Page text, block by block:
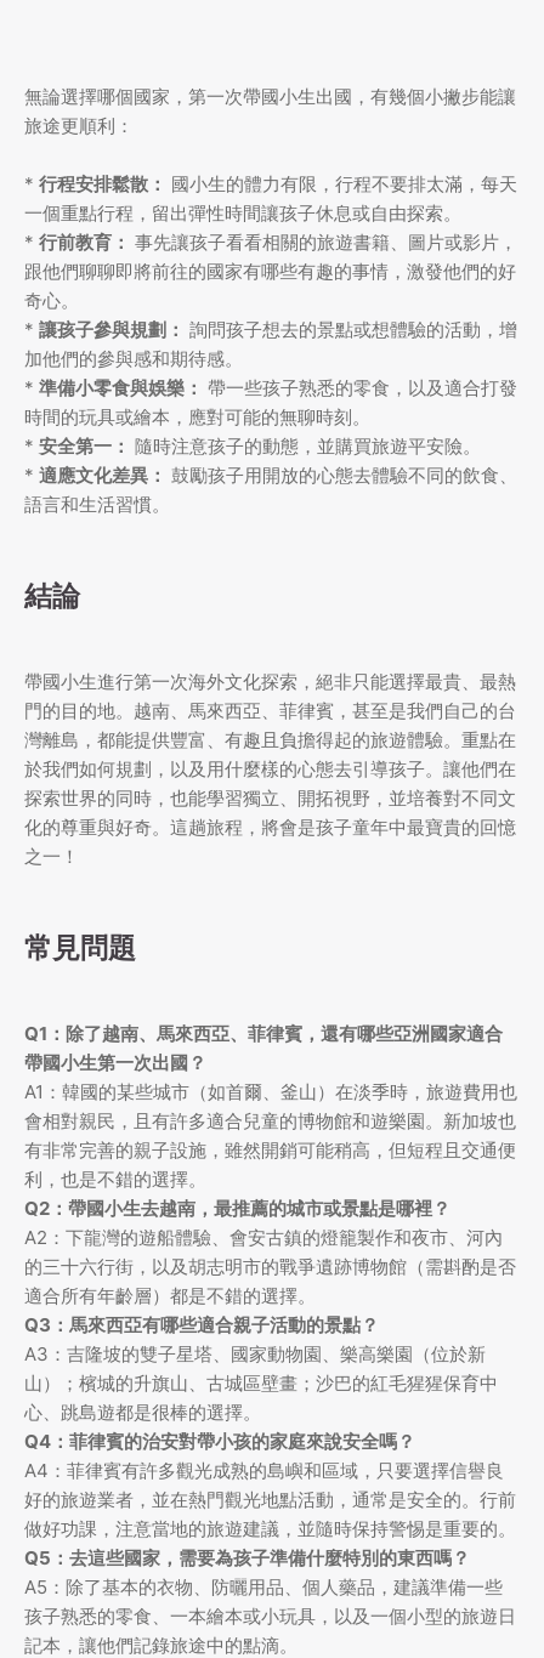
無論選擇哪個國家，第一次帶國小生出國，有幾個小撇步能讓
旅途更順利：
* 行程安排鬆散： 國小生的體力有限，行程不要排太滿，每天
一個重點行程，留出彈性時間讓孩子休息或自由探索。
* 行前教育： 事先讓孩子看看相關的旅遊書籍、圖片或影片，
跟他們聊聊即將前往的國家有哪些有趣的事情，激發他們的好
奇心。
* 讓孩子參與規劃： 詢問孩子想去的景點或想體驗的活動，增
加他們的參與感和期待感。
* 準備小零食與娛樂： 帶一些孩子熟悉的零食，以及適合打發
時間的玩具或繪本，應對可能的無聊時刻。
* 安全第一： 隨時注意孩子的動態，並購買旅遊平安險。
* 適應文化差異： 鼓勵孩子用開放的心態去體驗不同的飲食、
語言和生活習慣。
結論
帶國小生進行第一次海外文化探索，絕非只能選擇最貴、最熱
門的目的地。越南、馬來西亞、菲律賓，甚至是我們自己的台
灣離島，都能提供豐富、有趣且負擔得起的旅遊體驗。重點在
於我們如何規劃，以及用什麼樣的心態去引導孩子。讓他們在
探索世界的同時，也能學習獨立、開拓視野，並培養對不同文
化的尊重與好奇。這趟旅程，將會是孩子童年中最寶貴的回憶
之一！
常見問題
Q1：除了越南、馬來西亞、菲律賓，還有哪些亞洲國家適合
帶國小生第一次出國？
A1：韓國的某些城市（如首爾、釜山）在淡季時，旅遊費用也
會相對親民，且有許多適合兒童的博物館和遊樂園。新加坡也
有非常完善的親子設施，雖然開銷可能稍高，但短程且交通便
利，也是不錯的選擇。
Q2：帶國小生去越南，最推薦的城市或景點是哪裡？
A2：下龍灣的遊船體驗、會安古鎮的燈籠製作和夜市、河內
的三十六行街，以及胡志明市的戰爭遺跡博物館（需斟酌是否
適合所有年齡層）都是不錯的選擇。
Q3：馬來西亞有哪些適合親子活動的景點？
A3：吉隆坡的雙子星塔、國家動物園、樂高樂園（位於新
山）；檳城的升旗山、古城區壁畫；沙巴的紅毛猩猩保育中
心、跳島遊都是很棒的選擇。
Q4：菲律賓的治安對帶小孩的家庭來說安全嗎？
A4：菲律賓有許多觀光成熟的島嶼和區域，只要選擇信譽良
好的旅遊業者，並在熱門觀光地點活動，通常是安全的。行前
做好功課，注意當地的旅遊建議，並隨時保持警惕是重要的。
Q5：去這些國家，需要為孩子準備什麼特別的東西嗎？
A5：除了基本的衣物、防曬用品、個人藥品，建議準備一些
孩子熟悉的零食、一本繪本或小玩具，以及一個小型的旅遊日
記本，讓他們記錄旅途中的點滴。